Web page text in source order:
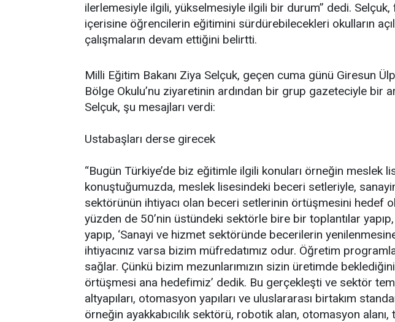
ilerlemesiyle ilgili, yükselmesiyle ilgili bir durum” dedi. Selçuk,
içerisine öğrencilerin eğitimini sürdürebilecekleri okulların
çalışmaların devam ettiğini belirtti.
Milli Eğitim Bakanı Ziya Selçuk, geçen cuma günü Giresun
Bölge Okulu’nu ziyaretinin ardından bir grup gazeteciyle bir
Selçuk, şu mesajları verdi:
Ustabaşları derse girecek
“Bugün Türkiye’de biz eğitimle ilgili konuları örneğin meslek
konuştuğumuzda, meslek lisesindeki beceri setleriyle,
sektörünün ihtiyacı olan beceri setlerinin örtüşmesini hedef
yüzden de 50’nin üstündeki sektörle bire bir toplantılar
yapıp, ‘Sanayi ve hizmet sektöründe becerilerin
ihtiyacınız varsa bizim müfredatımız odur. Öğretim
sağlar. Çünkü bizim mezunlarımızın sizin üretimde
örtüşmesi ana hedefimiz’ dedik. Bu gerçekleşti ve sektör
altyapıları, otomasyon yapıları ve uluslararası birtakım
örneğin ayakkabıcılık sektörü, robotik alan, otomasyon alanı,